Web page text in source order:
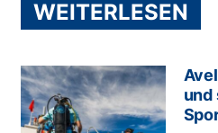
WEITERLESEN
und